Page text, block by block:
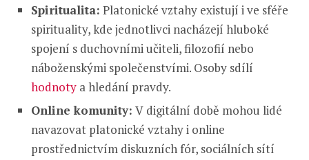
Spiritualita: Platonické vztahy existují i ve sféře
spirituality, kde jednotlivci nacházejí hluboké
spojení s duchovními učiteli, filozofií nebo
náboženskými společenstvími. Osoby sdílí
hodnoty a hledání pravdy.
Online komunity: V digitální době mohou lidé
navazovat platonické vztahy i online
prostřednictvím diskuzních fór, sociálních sítí